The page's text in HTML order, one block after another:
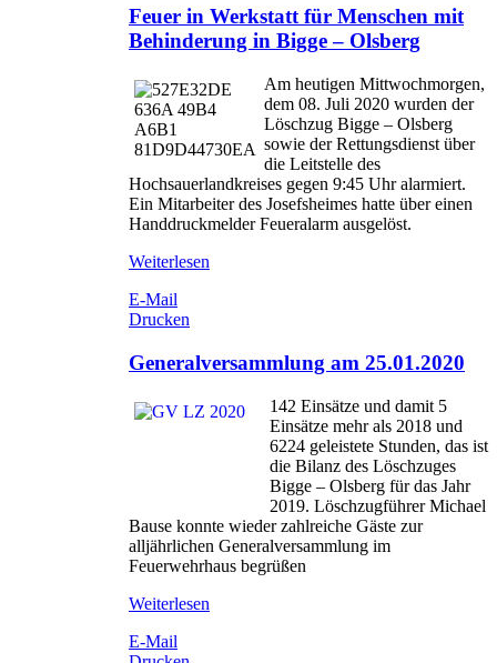
Feuer in Werkstatt für Menschen mit
Behinderung in Bigge – Olsberg
Am heutigen Mittwochmorgen,
dem 08. Juli 2020 wurden der
Löschzug Bigge – Olsberg
sowie der Rettungsdienst über
die Leitstelle des
Hochsauerlandkreises gegen 9:45 Uhr alarmiert.
Ein Mitarbeiter des Josefsheimes hatte über einen
Handdruckmelder Feueralarm ausgelöst.
Weiterlesen
E-Mail
Drucken
Generalversammlung am 25.01.2020
142 Einsätze und damit 5
Einsätze mehr als 2018 und
6224 geleistete Stunden, das ist
die Bilanz des Löschzuges
Bigge – Olsberg für das Jahr
2019. Löschzugführer Michael
Bause konnte wieder zahlreiche Gäste zur
alljährlichen Generalversammlung im
Feuerwehrhaus begrüßen
Weiterlesen
E-Mail